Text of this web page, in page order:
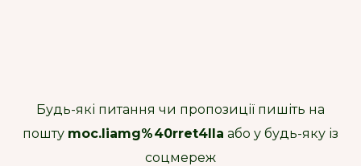
Будь-які питання чи пропозиції пишіть на
пошту moc.liamg%40rret4lla або у будь-яку із
соцмереж